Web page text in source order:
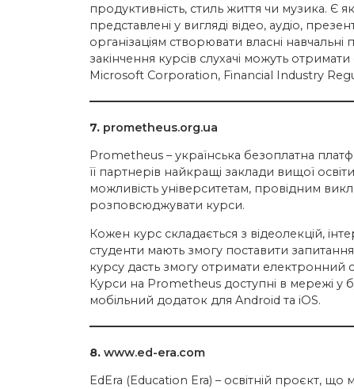
продуктивність, стиль життя чи музика. Є
представлені у вигляді відео, аудіо,
організаціям створювати власні
закінчення курсів слухачі можуть
Microsoft Corporation, Financial Industry
7. prometheus.org.ua
Prometheus – українська безоплатна
її партнерів найкращі заклади вищої
можливість університетам, провідним
розповсюджувати курси.
Кожен курс складається з відеолекцій,
студенти мають змогу поставити
курсу дасть змогу отримати електронний
Курси на Prometheus доступні в мережі
мобільний додаток для Android та iOS.
8. www.ed-era.com
EdEra (Education Era) – освітній проєкт, що